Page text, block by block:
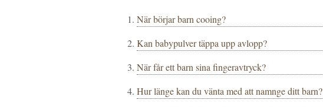
När börjar barn cooing?
Kan babypulver täppa upp avlopp?
När får ett barn sina fingeravtryck?
Hur länge kan du vänta med att namnge ditt barn?